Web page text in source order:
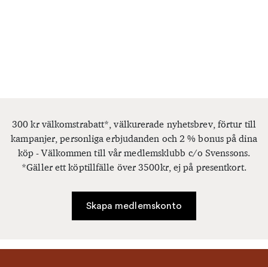
300 kr välkomstrabatt*, välkurerade nyhetsbrev, förtur till
kampanjer, personliga erbjudanden och 2 % bonus på dina
köp - Välkommen till vår medlemsklubb c/o Svenssons.
*Gäller ett köptillfälle över 3500kr, ej på presentkort.
Skapa medlemskonto